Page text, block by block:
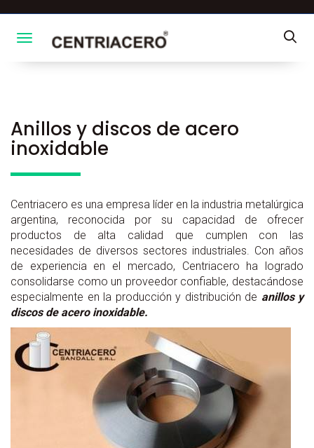
Toggle navigation
Anillos y discos de acero
inoxidable
Centriacero es una empresa líder en la industria metalúrgica
argentina, reconocida por su capacidad de ofrecer
productos de alta calidad que cumplen con las
necesidades de diversos sectores industriales. Con años
de experiencia en el mercado, Centriacero ha logrado
consolidarse como un proveedor confiable, destacándose
especialmente en la producción y distribución de anillos y
discos de acero inoxidable.